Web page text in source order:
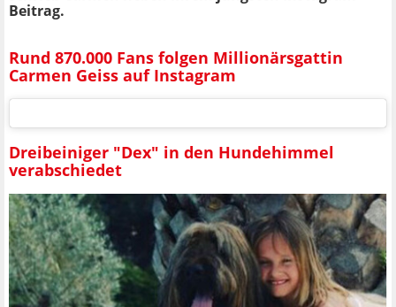
Beitrag.
Rund 870.000 Fans folgen Millionärsgattin
Carmen Geiss auf Instagram
Dreibeiniger "Dex" in den Hundehimmel
verabschiedet